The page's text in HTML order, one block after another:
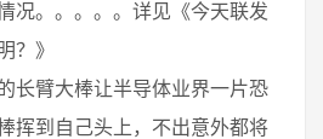
况。。。。。详见《今天联发
？》
长臂大棒让半导体业界一片恐
挥到自己头上，不出意外都将